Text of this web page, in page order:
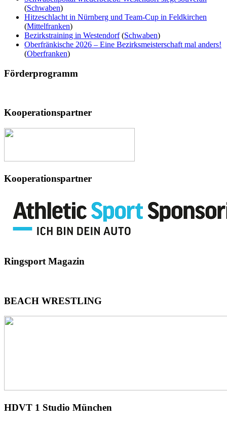
(Schwaben)
Hitzeschlacht in Nürnberg und Team-Cup in Feldkirchen
(Mittelfranken)
Bezirkstraining in Westendorf (Schwaben)
Oberfränkische 2026 – Eine Bezirksmeisterschaft mal anders!
(Oberfranken)
Förderprogramm
Kooperationspartner
Kooperationspartner
Ringsport Magazin
BEACH WRESTLING
HDVT 1 Studio München